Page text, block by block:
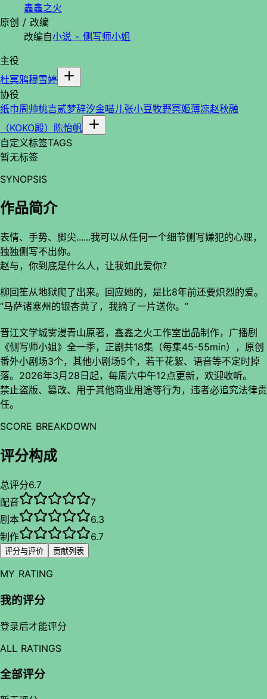
鑫鑫之火
原创 / 改编
改编自小说 - 侧写师小姐
主役
杜冥鸦穆雪婷
协役
纸巾周帅桃吉贰梦辞汐金喵儿张小豆牧野冥姬薄凉赵秋融
（KOKO殿） 陈怡帆
自定义标签TAGS
暂无标签
SYNOPSIS
作品简介
表情、手势、脚尖......我可以从任何一个细节侧写嫌犯的心理，
独独侧写不出你。
赵与，你到底是什么人，让我如此爱你？
柳回笙从地狱爬了出来。回应她的，是比8年前还要炽烈的爱。
“马萨诸塞州的银杏黄了，我摘了一片送你。”
晋江文学城雾漫青山原著，鑫鑫之火工作室出品制作，广播剧
《侧写师小姐》全一季，正剧共18集（每集45-55min），原创
番外小剧场3个，其他小剧场5个，若干花絮、语音等不定时掉
落。2026年3月28日起，每周六中午12点更新，欢迎收听。
禁止盗版、篡改、用于其他商业用途等行为，违者必追究法律责
任。
SCORE BREAKDOWN
评分构成
总评分6.7
配音
7
剧本
6.3
制作
6.7
评分与评价 贡献列表
MY RATING
我的评分
登录后才能评分
ALL RATINGS
全部评分